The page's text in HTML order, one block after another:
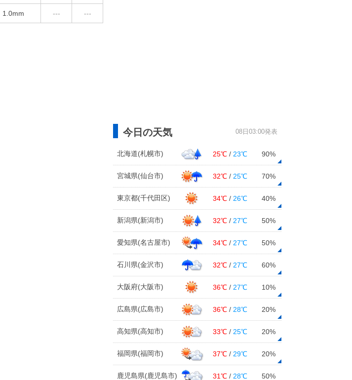
1.0mm --- ---
今日の天気 08日03:00発表
北海道(札幌市) 25℃ / 23℃ 90%
宮城県(仙台市) 32℃ / 25℃ 70%
東京都(千代田区) 34℃ / 26℃ 40%
新潟県(新潟市) 32℃ / 27℃ 50%
愛知県(名古屋市) 34℃ / 27℃ 50%
石川県(金沢市) 32℃ / 27℃ 60%
大阪府(大阪市) 36℃ / 27℃ 10%
広島県(広島市) 36℃ / 28℃ 20%
高知県(高知市) 33℃ / 25℃ 20%
福岡県(福岡市) 37℃ / 29℃ 20%
鹿児島県(鹿児島市) 31℃ / 28℃ 50%